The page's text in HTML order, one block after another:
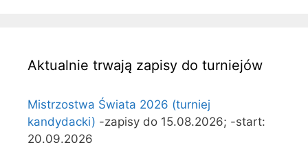
Aktualnie trwają zapisy do turniejów
Mistrzostwa Świata 2026 (turniej
kandydacki) -zapisy do 15.08.2026; -start:
20.09.2026